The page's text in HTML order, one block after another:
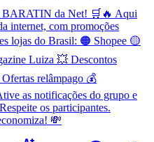
BARATIN da Net! 🛒🔥 Aqui
internet, com promoções
lojas do Brasil: 🟠 Shopee 🟡
Luiza 💥 Descontos
relâmpago 💰
as notificações do grupo e
os participantes.
💸